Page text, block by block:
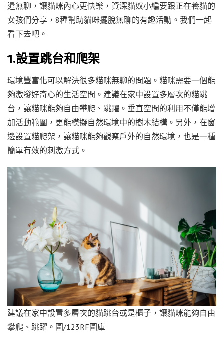
遣無聊，讓貓咪內心更快樂，資深貓奴小編要跟正在養貓的
女孩們分享，8種幫助貓咪擺脫無聊的有趣活動。我們一起
看下去吧。
1.設置跳台和爬架
環境豐富化可以解決很多貓咪無聊的問題。貓咪需要一個能
夠激發好奇心的生活空間。建議在家中設置多層次的貓跳
台，讓貓咪能夠自由攀爬、跳躍。垂直空間的利用不僅能增
加活動範圍，更能模擬自然環境中的樹木結構。另外，在窗
邊設置貓爬架，讓貓咪能夠觀察戶外的自然環境，也是一種
簡單有效的刺激方式。
建議在家中設置多層次的貓跳台或是櫃子，讓貓咪能夠自由
攀爬、跳躍。圖/123RF圖庫